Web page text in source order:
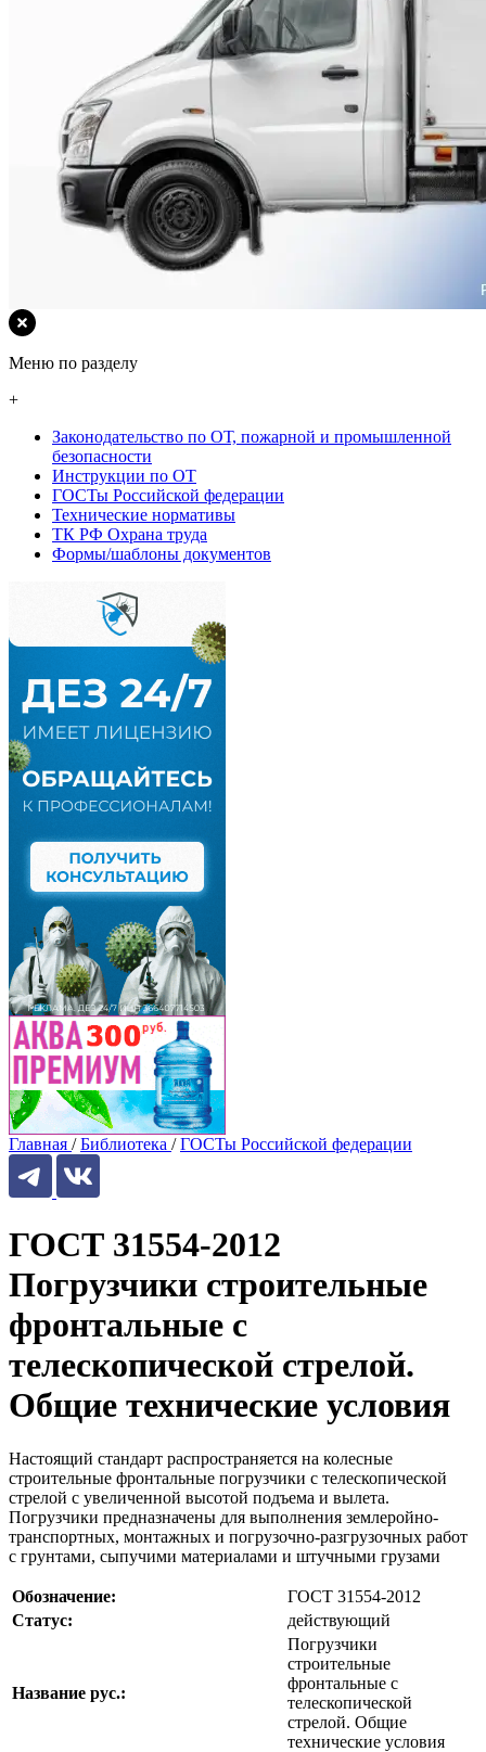
Меню по разделу
+
Законодательство по ОТ, пожарной и промышленной
безопасности
Инструкции по ОТ
ГОСТы Российской федерации
Технические нормативы
ТК РФ Охрана труда
Формы/шаблоны документов
Главная / Библиотека / ГОСТы Российской федерации
ГОСТ 31554-2012
Погрузчики строительные
фронтальные с
телескопической стрелой.
Общие технические условия
Настоящий стандарт распространяется на колесные
строительные фронтальные погрузчики с телескопической
стрелой с увеличенной высотой подъема и вылета.
Погрузчики предназначены для выполнения землеройно-
транспортных, монтажных и погрузочно-разгрузочных работ
с грунтами, сыпучими материалами и штучными грузами
Обозначение:
ГОСТ 31554-2012
Статус:
действующий
Название рус.:
Погрузчики
строительные
фронтальные с
телескопической
стрелой. Общие
технические условия